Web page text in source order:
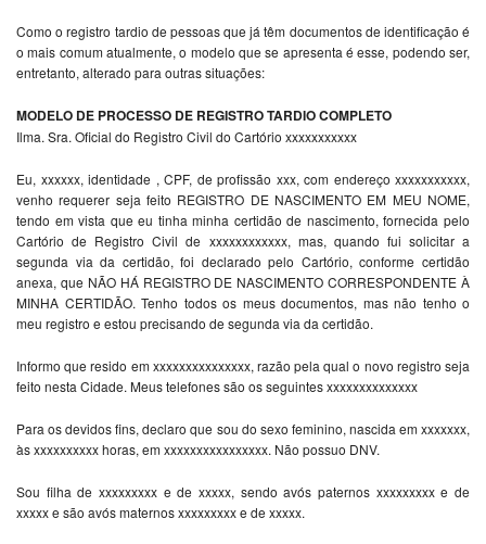
Como o registro tardio de pessoas que já têm documentos de identificação é
o mais comum atualmente, o modelo que se apresenta é esse, podendo ser,
entretanto, alterado para outras situações:
MODELO DE PROCESSO DE REGISTRO TARDIO COMPLETO
Ilma. Sra. Oficial do Registro Civil do Cartório xxxxxxxxxxx
Eu, xxxxxx, identidade , CPF, de profissão xxx, com endereço xxxxxxxxxxx,
venho requerer seja feito REGISTRO DE NASCIMENTO EM MEU NOME,
tendo em vista que eu tinha minha certidão de nascimento, fornecida pelo
Cartório de Registro Civil de xxxxxxxxxxxx, mas, quando fui solicitar a
segunda via da certidão, foi declarado pelo Cartório, conforme certidão
anexa, que NÃO HÁ REGISTRO DE NASCIMENTO CORRESPONDENTE À
MINHA CERTIDÃO. Tenho todos os meus documentos, mas não tenho o
meu registro e estou precisando de segunda via da certidão.
Informo que resido em xxxxxxxxxxxxxxx, razão pela qual o novo registro seja
feito nesta Cidade. Meus telefones são os seguintes xxxxxxxxxxxxxx
Para os devidos fins, declaro que sou do sexo feminino, nascida em xxxxxxx,
às xxxxxxxxxx horas, em xxxxxxxxxxxxxxxx. Não possuo DNV.
Sou filha de xxxxxxxxx e de xxxxx, sendo avós paternos xxxxxxxxx e de
xxxxx e são avós maternos xxxxxxxxx e de xxxxx.